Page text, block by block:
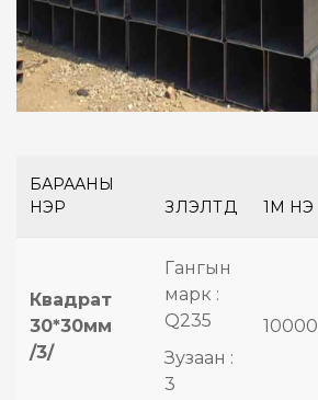
БАРААНЫ
НЭР
ҮЗҮҮЛЭЛТҮҮД 1М ҮНЭ
Квадрат
30*30мм
/3/
Гангын
марк :
Q235
Зузаан :
3
10000